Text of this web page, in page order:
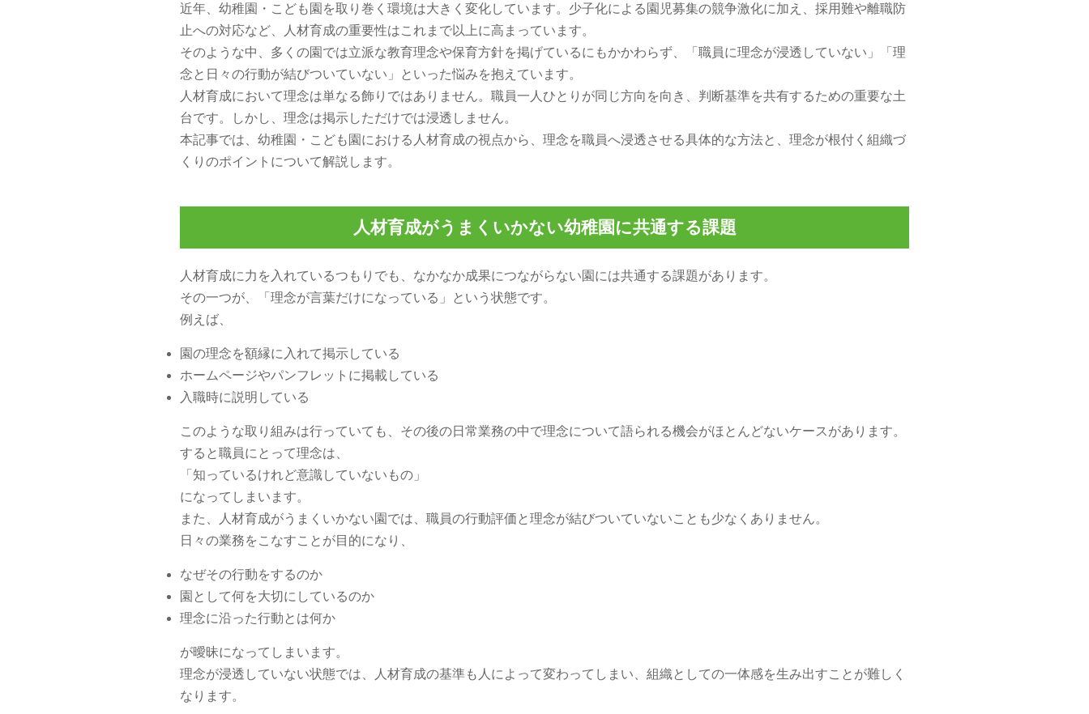
近年、幼稚園・こども園を取り巻く環境は大きく変化しています。少子化による園児募集の競争激化に加え、採用難や離職防
止への対応など、人材育成の重要性はこれまで以上に高まっています。
そのような中、多くの園では立派な教育理念や保育方針を掲げているにもかかわらず、「職員に理念が浸透していない」「理
念と日々の行動が結びついていない」といった悩みを抱えています。
人材育成において理念は単なる飾りではありません。職員一人ひとりが同じ方向を向き、判断基準を共有するための重要な土
台です。しかし、理念は掲示しただけでは浸透しません。
本記事では、幼稚園・こども園における人材育成の視点から、理念を職員へ浸透させる具体的な方法と、理念が根付く組織づ
くりのポイントについて解説します。
人材育成がうまくいかない幼稚園に共通する課題
人材育成に力を入れているつもりでも、なかなか成果につながらない園には共通する課題があります。
その一つが、「理念が言葉だけになっている」という状態です。
例えば、
園の理念を額縁に入れて掲示している
ホームページやパンフレットに掲載している
入職時に説明している
このような取り組みは行っていても、その後の日常業務の中で理念について語られる機会がほとんどないケースがあります。
すると職員にとって理念は、
「知っているけれど意識していないもの」
になってしまいます。
また、人材育成がうまくいかない園では、職員の行動評価と理念が結びついていないことも少なくありません。
日々の業務をこなすことが目的になり、
なぜその行動をするのか
園として何を大切にしているのか
理念に沿った行動とは何か
が曖昧になってしまいます。
理念が浸透していない状態では、人材育成の基準も人によって変わってしまい、組織としての一体感を生み出すことが難しく
なります。